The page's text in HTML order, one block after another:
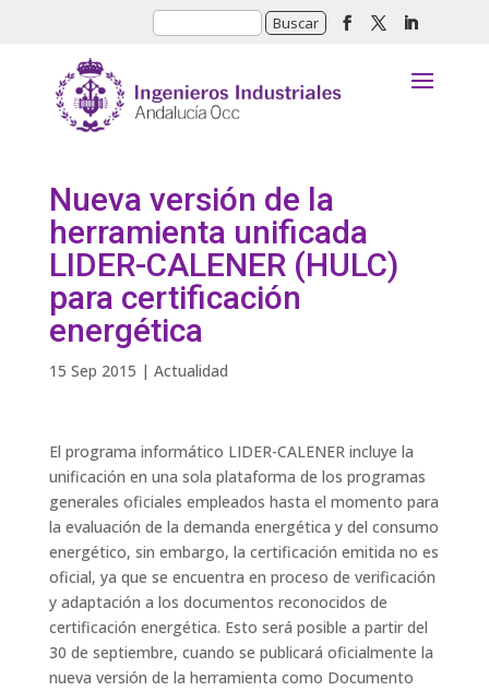
Nueva versión de la
herramienta unificada
LIDER-CALENER (HULC)
para certificación
energética
15 Sep 2015 | Actualidad
El programa informático LIDER-CALENER incluye la
unificación en una sola plataforma de los programas
generales oficiales empleados hasta el momento para
la evaluación de la demanda energética y del consumo
energético, sin embargo, la certificación emitida no es
oficial, ya que se encuentra en proceso de verificación
y adaptación a los documentos reconocidos de
certificación energética. Esto será posible a partir del
30 de septiembre, cuando se publicará oficialmente la
nueva versión de la herramienta como Documento